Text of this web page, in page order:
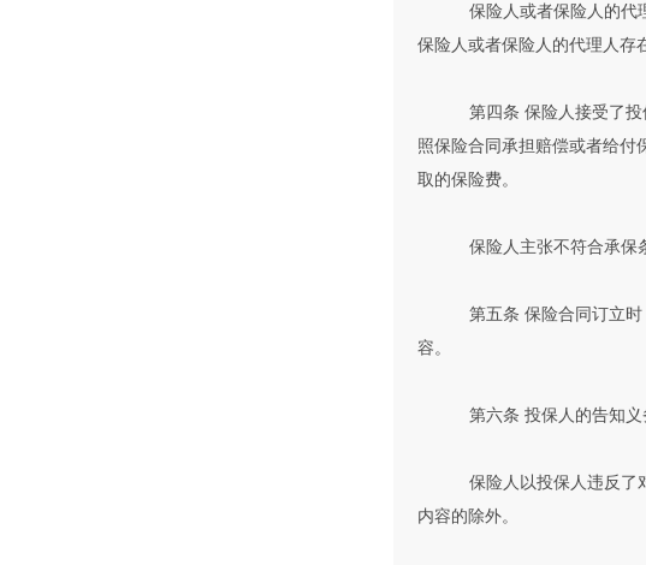
保险人或者保险人的代
保险人或者保险人的代理人存
第四条 保险人接受了
照保险合同承担赔偿或者给付
取的保险费。
保险人主张不符合承保
第五条 保险合同订立
容。
第六条 投保人的告知
保险人以投保人违反了
内容的除外。